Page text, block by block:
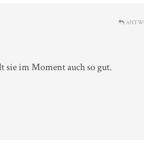
sie im Moment auch so gut.